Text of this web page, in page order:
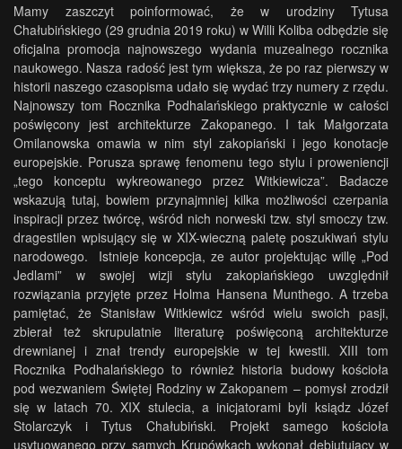
Mamy zaszczyt poinformować, że w urodziny Tytusa
Chałubińskiego (29 grudnia 2019 roku) w Willi Koliba odbędzie się
oficjalna promocja najnowszego wydania muzealnego rocznika
naukowego. Nasza radość jest tym większa, że po raz pierwszy w
historii naszego czasopisma udało się wydać trzy numery z rzędu.
Najnowszy tom Rocznika Podhalańskiego praktycznie w całości
poświęcony jest architekturze Zakopanego. I tak Małgorzata
Omilanowska omawia w nim styl zakopiański i jego konotacje
europejskie. Porusza sprawę fenomenu tego stylu i proweniencji
„tego konceptu wykreowanego przez Witkiewicza”. Badacze
wskazują tutaj, bowiem przynajmniej kilka możliwości czerpania
inspiracji przez twórcę, wśród nich norweski tzw. styl smoczy tzw.
dragestilen wpisujący się w XIX-wieczną paletę poszukiwań stylu
narodowego. Istnieje koncepcja, ze autor projektując willę „Pod
Jedlami” w swojej wizji stylu zakopiańskiego uwzględnił
rozwiązania przyjęte przez Holma Hansena Munthego. A trzeba
pamiętać, że Stanisław Witkiewicz wśród wielu swoich pasji,
zbierał też skrupulatnie literaturę poświęconą architekturze
drewnianej i znał trendy europejskie w tej kwestii. XIII tom
Rocznika Podhalańskiego to również historia budowy kościoła
pod wezwaniem Świętej Rodziny w Zakopanem – pomysł zrodził
się w latach 70. XIX stulecia, a inicjatorami byli ksiądz Józef
Stolarczyk i Tytus Chałubiński. Projekt samego kościoła
usytuowanego przy samych Krupówkach wykonał debiutujący w